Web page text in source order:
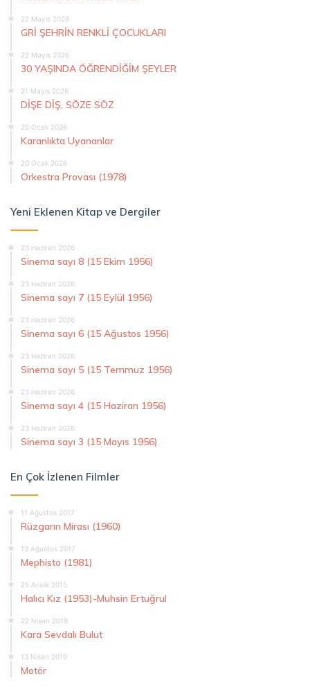
22 Mayıs 2026
GRİ ŞEHRİN RENKLİ ÇOCUKLARI
22 Mayıs 2026
30 YAŞINDA ÖĞRENDİĞİM ŞEYLER
21 Mayıs 2026
DİŞE DİŞ, SÖZE SÖZ
20 Ocak 2026
Karanlıkta Uyananlar
20 Ocak 2026
Orkestra Provası (1978)
Yeni Eklenen Kitap ve Dergiler
23 Haziran 2026
Sinema sayı 8 (15 Ekim 1956)
23 Haziran 2026
Sinema sayı 7 (15 Eylül 1956)
23 Haziran 2026
Sinema sayı 6 (15 Ağustos 1956)
23 Haziran 2026
Sinema sayı 5 (15 Temmuz 1956)
23 Haziran 2026
Sinema sayı 4 (15 Haziran 1956)
23 Haziran 2026
Sinema sayı 3 (15 Mayıs 1956)
En Çok İzlenen Filmler
11 Ağustos 2017
Rüzgarın Mirası (1960)
13 Ağustos 2017
Mephisto (1981)
25 Aralık 2015
Halıcı Kız (1953)-Muhsin Ertuğrul
22 Nisan 2019
Kara Sevdalı Bulut
13 Nisan 2019
Motör